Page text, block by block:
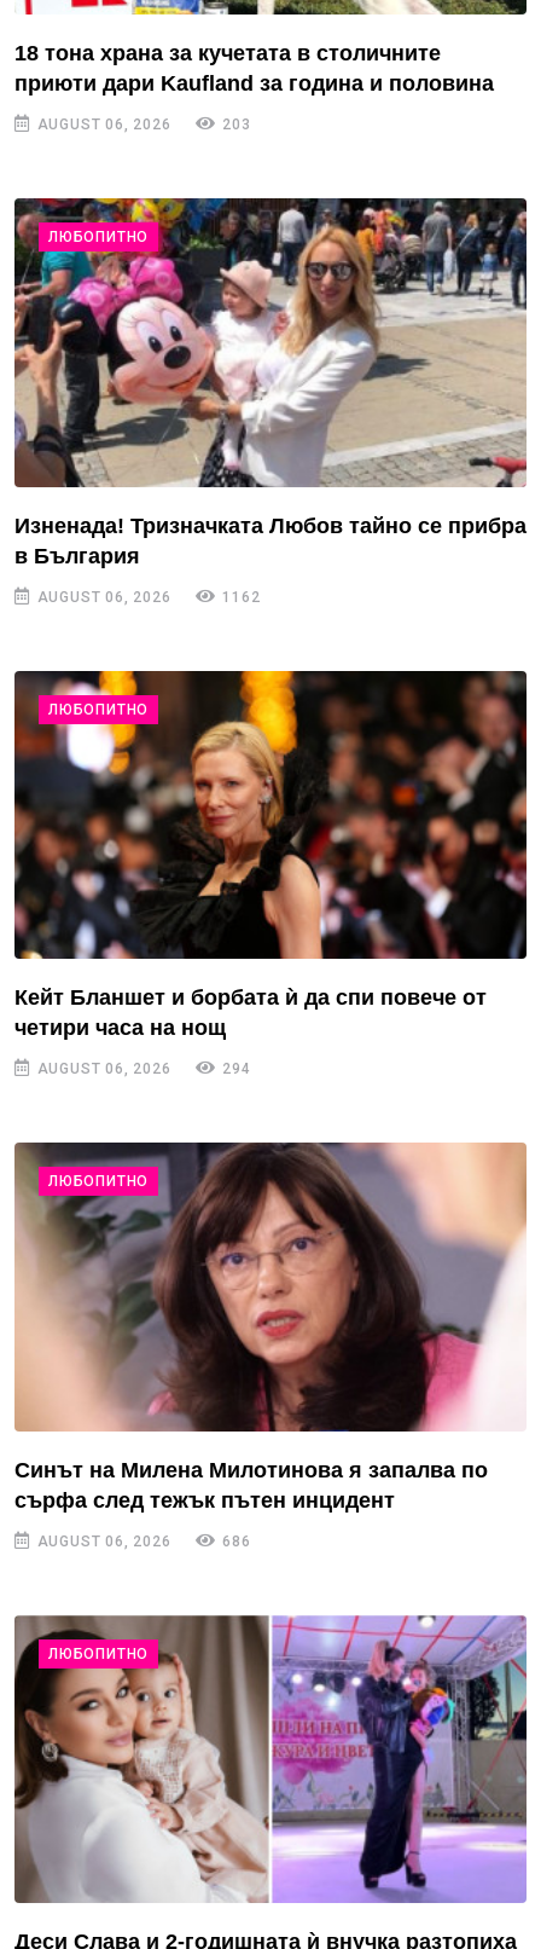
18 тона храна за кучетата в столичните
приюти дари Kaufland за година и половина
AUGUST 06, 2026 203
ЛЮБОПИТНО
Изненада! Тризначката Любов тайно се прибра
в България
AUGUST 06, 2026 1162
ЛЮБОПИТНО
Кейт Бланшет и борбата ѝ да спи повече от
четири часа на нощ
AUGUST 06, 2026 294
ЛЮБОПИТНО
Синът на Милена Милотинова я запалва по
сърфа след тежък пътен инцидент
AUGUST 06, 2026 686
ЛЮБОПИТНО
Деси Слава и 2-годишната ѝ внучка разтопиха